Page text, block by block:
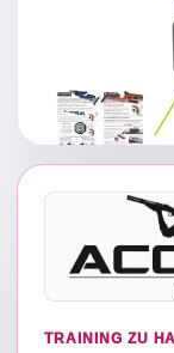
TRAINING ZU